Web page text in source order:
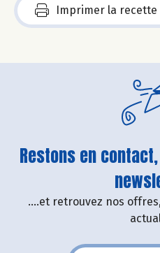
Imprimer la recette
Restons en
....et retrouvez nos